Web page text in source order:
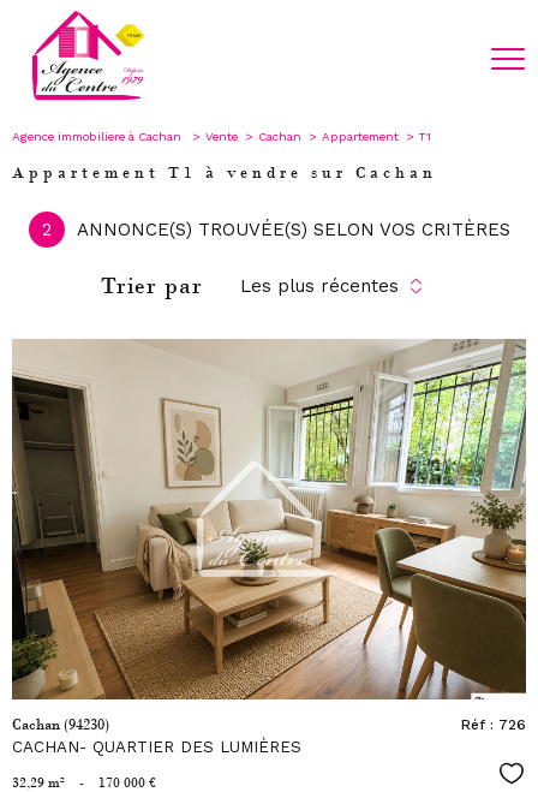
Agence immobiliere à Cachan Vente Cachan Appartement T1
Appartement T1 à vendre sur Cachan
2 ANNONCE(S) TROUVÉE(S) SELON VOS CRITÈRES
Trier par Les plus récentes
voir le
bien
Cachan (94230)
CACHAN- QUARTIER DES LUMIÈRES
Réf : 726
32,29 m² - 170 000 €